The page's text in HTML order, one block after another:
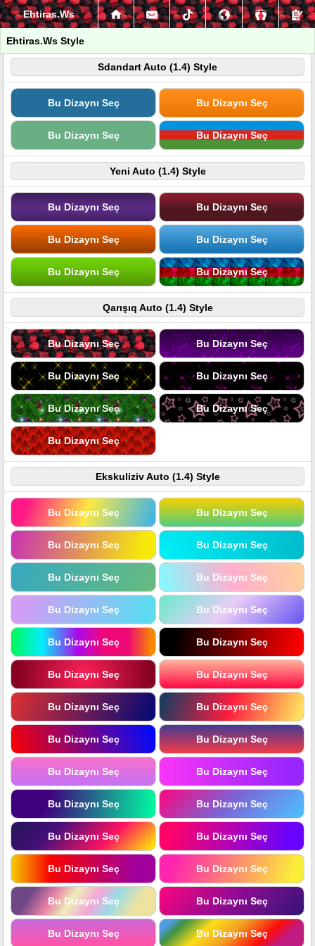
Ehtiras.Ws
Ehtiras.Ws Style
Sdandart Auto (1.4) Style
Bu Dizaynı Seç Bu Dizaynı Seç
Bu Dizaynı Seç Bu Dizaynı Seç
Yeni Auto (1.4) Style
Bu Dizaynı Seç Bu Dizaynı Seç
Bu Dizaynı Seç Bu Dizaynı Seç
Bu Dizaynı Seç Bu Dizaynı Seç
Qarışıq Auto (1.4) Style
Bu Dizaynı Seç Bu Dizaynı Seç
Bu Dizaynı Seç Bu Dizaynı Seç
Bu Dizaynı Seç Bu Dizaynı Seç
Bu Dizaynı Seç
Ekskuliziv Auto (1.4) Style
Bu Dizaynı Seç Bu Dizaynı Seç
Bu Dizaynı Seç Bu Dizaynı Seç
Bu Dizaynı Seç Bu Dizaynı Seç
Bu Dizaynı Seç Bu Dizaynı Seç
Bu Dizaynı Seç Bu Dizaynı Seç
Bu Dizaynı Seç Bu Dizaynı Seç
Bu Dizaynı Seç Bu Dizaynı Seç
Bu Dizaynı Seç Bu Dizaynı Seç
Bu Dizaynı Seç Bu Dizaynı Seç
Bu Dizaynı Seç Bu Dizaynı Seç
Bu Dizaynı Seç Bu Dizaynı Seç
Bu Dizaynı Seç Bu Dizaynı Seç
Bu Dizaynı Seç Bu Dizaynı Seç
Bu Dizaynı Seç Bu Dizaynı Seç